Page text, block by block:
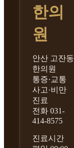
한의
원
안산 고잔동
한의원
통증·교통
사고·비만
진료
전화 031-
414-8575
진료시간